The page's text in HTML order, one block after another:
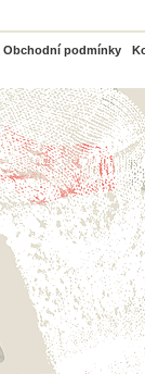
Obchodní podmínky
PayPal